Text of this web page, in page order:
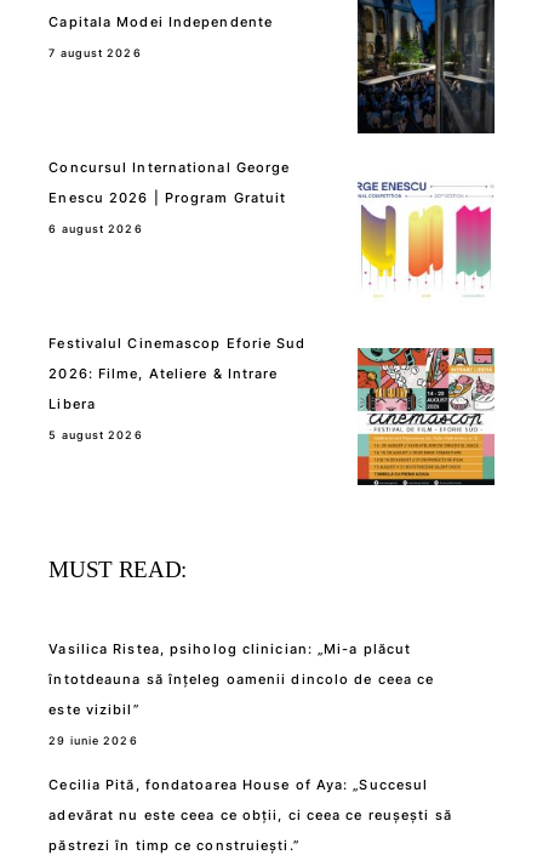
Capitala Modei Independente
7 august 2026
Concursul International George
Enescu 2026 | Program Gratuit
6 august 2026
Festivalul Cinemascop Eforie Sud
2026: Filme, Ateliere & Intrare
Libera
5 august 2026
MUST READ:
Vasilica Ristea, psiholog clinician: „Mi-a plăcut
întotdeauna să înțeleg oamenii dincolo de ceea ce
este vizibil”
29 iunie 2026
Cecilia Pită, fondatoarea House of Aya: „Succesul
adevărat nu este ceea ce obții, ci ceea ce reușești să
păstrezi în timp ce construiești.”